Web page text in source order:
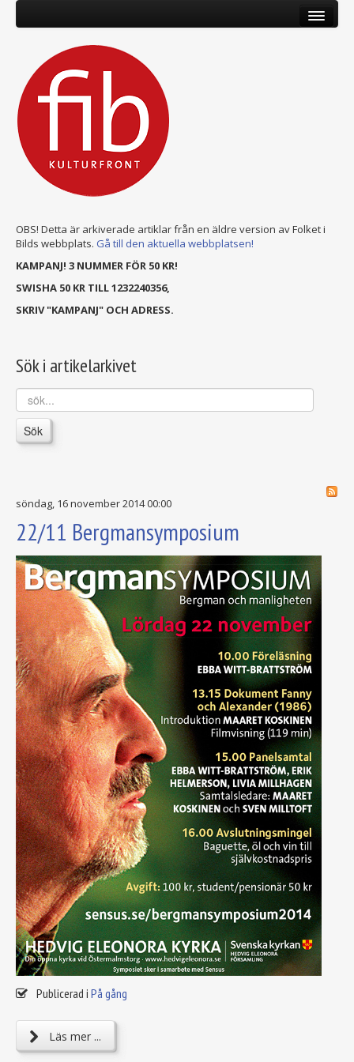
OBS! Detta är arkiverade artiklar från en äldre version av Folket i
Bilds webbplats. Gå till den aktuella webbplatsen!
KAMPANJ! 3 NUMMER FÖR 50 KR!
SWISHA 50 KR TILL 1232240356,
SKRIV "KAMPANJ" OCH ADRESS.
Sök i artikelarkivet
sök...
Sök
söndag, 16 november 2014 00:00
22/11 Bergmansymposium
Publicerad i På gång
Läs mer ...